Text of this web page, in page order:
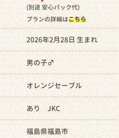
(別途 安心パック代)
プランの詳細はこちら
2026年2月28日 生まれ
男の子♂
オレンジセーブル
あり JKC
福島県福島市